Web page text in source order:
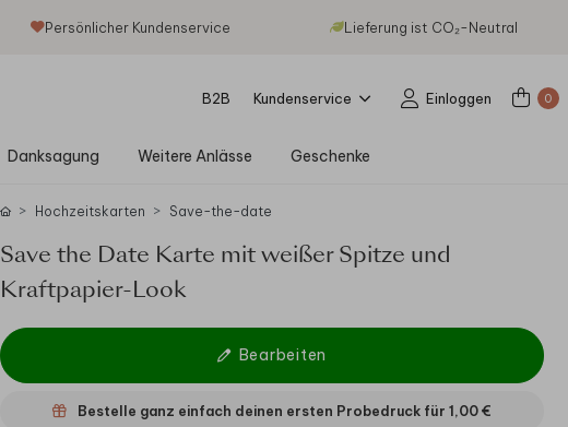
Persönlicher Kundenservice Lieferung ist CO₂-Neutral
B2B Kundenservice Einloggen 0
Danksagung Weitere Anlässe Geschenke
Hochzeitskarten Save-the-date
Save the Date Karte mit weißer Spitze und
Kraftpapier-Look
Bearbeiten
Bestelle ganz einfach deinen ersten Probedruck für1,00 €